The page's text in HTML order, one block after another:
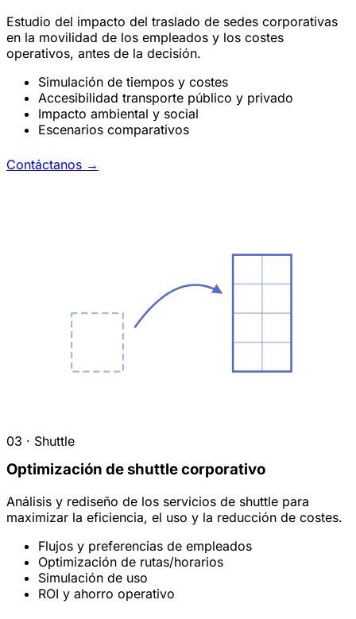
Estudio del impacto del traslado de sedes corporativas
en la movilidad de los empleados y los costes
operativos, antes de la decisión.
Simulación de tiempos y costes
Accesibilidad transporte público y privado
Impacto ambiental y social
Escenarios comparativos
Contáctanos →
03 · Shuttle
Optimización de shuttle corporativo
Análisis y rediseño de los servicios de shuttle para
maximizar la eficiencia, el uso y la reducción de costes.
Flujos y preferencias de empleados
Optimización de rutas/horarios
Simulación de uso
ROI y ahorro operativo